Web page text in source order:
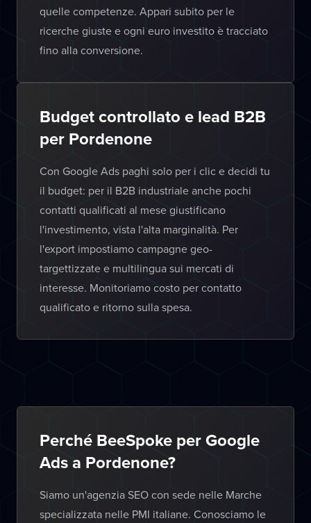
quelle competenze. Appari subito per le
ricerche giuste e ogni euro investito è tracciato
fino alla conversione.
Budget controllato e lead B2B
per Pordenone
Con Google Ads paghi solo per i clic e decidi tu
il budget: per il B2B industriale anche pochi
contatti qualificati al mese giustificano
l'investimento, vista l'alta marginalità. Per
l'export impostiamo campagne geo-
targettizzate e multilingua sui mercati di
interesse. Monitoriamo costo per contatto
qualificato e ritorno sulla spesa.
Perché BeeSpoke per Google
Ads a Pordenone?
Siamo un'agenzia SEO con sede nelle Marche
specializzata nelle PMI italiane. Conosciamo le